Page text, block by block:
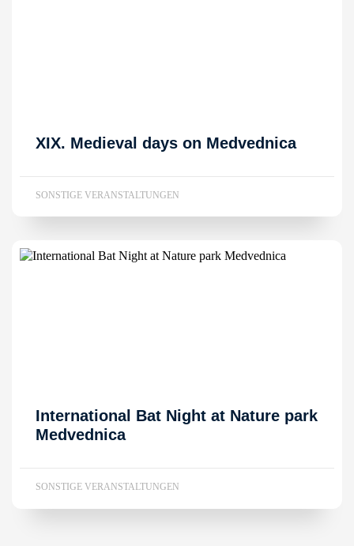
XIX. Medieval days on Medvednica
SONSTIGE VERANSTALTUNGEN
International Bat Night at Nature park
Medvednica
SONSTIGE VERANSTALTUNGEN